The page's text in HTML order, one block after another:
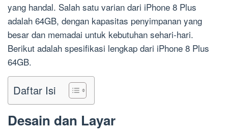
yang handal. Salah satu varian dari iPhone 8 Plus
adalah 64GB, dengan kapasitas penyimpanan yang
besar dan memadai untuk kebutuhan sehari-hari.
Berikut adalah spesifikasi lengkap dari iPhone 8 Plus
64GB.
Daftar Isi
Desain dan Layar